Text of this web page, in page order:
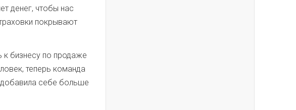
денег, чтобы нас
покрывают
к бизнесу по продаже
теперь команда
добавила себе больше